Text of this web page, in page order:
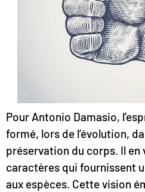
Pour Antonio Damasio,
formé, lors de l’évolution,
préservation du corps. Il en
caractères qui fournissent
aux espèces. Cette vision